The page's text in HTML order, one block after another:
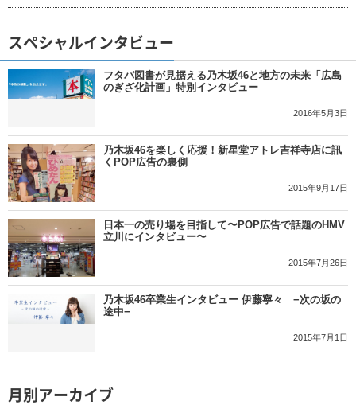
スペシャルインタビュー
フタバ図書が見据える乃木坂46と地方の未来「広島
のぎざ化計画」特別インタビュー
2016年5月3日
乃木坂46を楽しく応援！新星堂アトレ吉祥寺店に訊
くPOP広告の裏側
2015年9月17日
日本一の売り場を目指して〜POP広告で話題のHMV
立川にインタビュー〜
2015年7月26日
乃木坂46卒業生インタビュー 伊藤寧々 −次の坂の
途中−
2015年7月1日
月別アーカイブ